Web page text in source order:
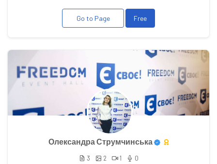
Go to Page Free
Олександра Струмчинська
3 2 1 0